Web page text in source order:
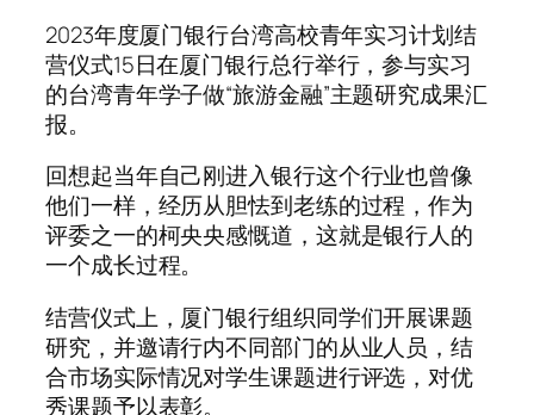
2023年度厦门银行台湾高校青年实习计划结
营仪式15日在厦门银行总行举行，参与实习
的台湾青年学子做“旅游金融”主题研究成果汇
报。
回想起当年自己刚进入银行这个行业也曾像
他们一样，经历从胆怯到老练的过程，作为
评委之一的柯央央感慨道，这就是银行人的
一个成长过程。
结营仪式上，厦门银行组织同学们开展课题
研究，并邀请行内不同部门的从业人员，结
合市场实际情况对学生课题进行评选，对优
秀课题予以表彰。